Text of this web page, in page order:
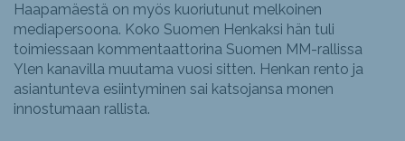
Haapamäestä on myös kuoriutunut melkoinen
mediapersoona. Koko Suomen Henkaksi hän tuli
toimiessaan kommentaattorina Suomen MM-rallissa
Ylen kanavilla muutama vuosi sitten. Henkan rento ja
asiantunteva esiintyminen sai katsojansa monen
innostumaan rallista.